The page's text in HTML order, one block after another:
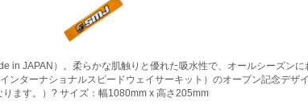
in JAPAN）。柔らかな肌触りと優れた吸水性で、オールシーズン
ンターナショナルスピードウェイサーキット）のオープン記念デザ
ります。）? サイズ：幅1080mm x 高さ205mm